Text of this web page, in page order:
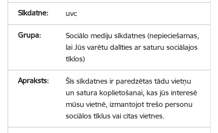
uvc
Sociālo mediju sīkdatnes (nepieciešamas,
lai Jūs varētu dalīties ar saturu sociālajos
tīklos)
Šīs sīkdatnes ir paredzētas tādu vietņu
un satura koplietošanai, kas jūs interesē
mūsu vietnē, izmantojot trešo personu
sociālos tīklus vai citas vietnes.